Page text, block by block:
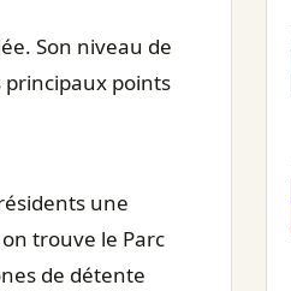
Son niveau de
principaux points
une
trouve le Parc
de détente